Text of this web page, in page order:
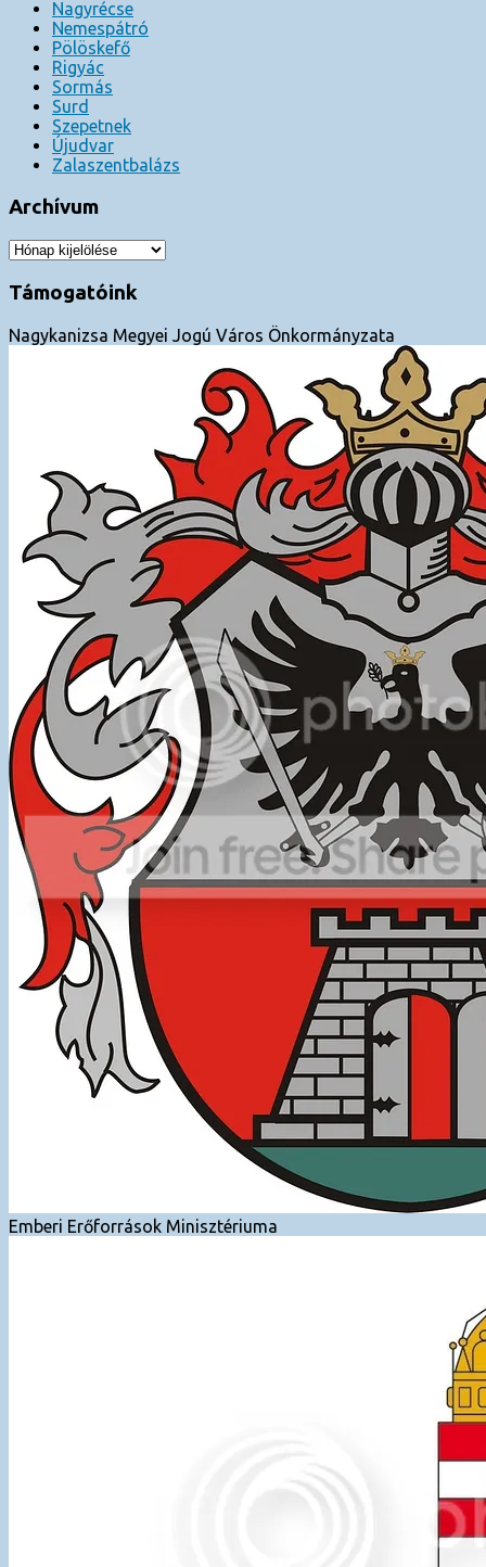
Nagyrécse
Nemespátró
Pölöskefő
Rigyác
Sormás
Surd
Szepetnek
Újudvar
Zalaszentbalázs
Archívum
Archívum
Támogatóink
Nagykanizsa Megyei Jogú Város Önkormányzata
Emberi Erőforrások Minisztériuma